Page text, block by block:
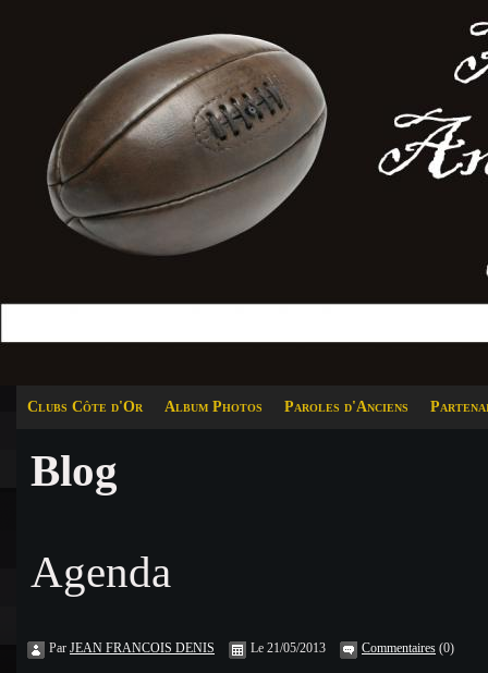
Clubs Côte d'Or Album Photos Paroles d'Anciens
Blog
Agenda
Par JEAN FRANCOIS DENIS Le 21/05/2013 Commentaires (0)